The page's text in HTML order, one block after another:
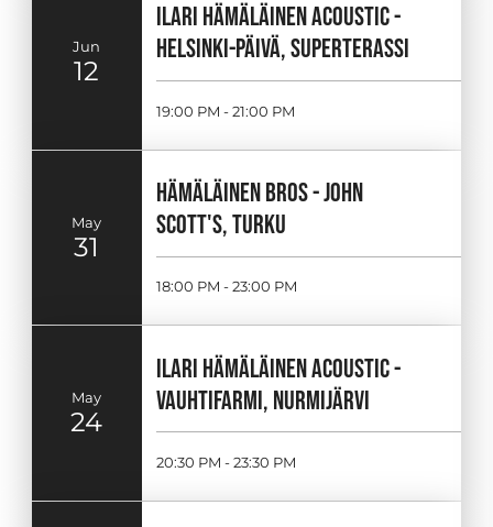
Jun
12
ILARI HÄMÄLÄINEN ACOUSTIC -
HELSINKI-PÄIVÄ, SUPERTERASSI
19:00 PM - 21:00 PM
May
31
HÄMÄLÄINEN BROS - JOHN
SCOTT'S, TURKU
18:00 PM - 23:00 PM
May
24
ILARI HÄMÄLÄINEN ACOUSTIC -
VAUHTIFARMI, NURMIJÄRVI
20:30 PM - 23:30 PM